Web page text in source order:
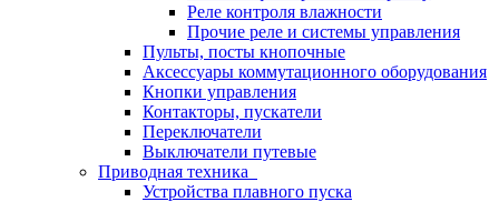
Реле контроля влажности
Прочие реле и системы управления
Пульты, посты кнопочные
Аксессуары коммутационного оборудования
Кнопки управления
Контакторы, пускатели
Переключатели
Выключатели путевые
Приводная техника
Устройства плавного пуска